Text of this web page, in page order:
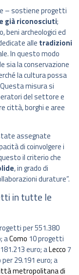
– sostiene progetti
già riconosciuti;
beni archeologici ed
alle tradizioni
In questo modo
sia la conservazione
la cultura possa
misura si
del settore e
città, borghi e aree
assegnate
di coinvolgere i
il criterio che
, in grado di
durature”.
in tutte le
per 551.380
aComo 10 progetti
euro; aLecco7
29.191 euro; a
metropolitana di